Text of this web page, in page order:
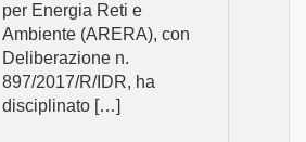
per Energia Reti e
Ambiente (ARERA), con
Deliberazione n.
897/2017/R/IDR, ha
disciplinato […]